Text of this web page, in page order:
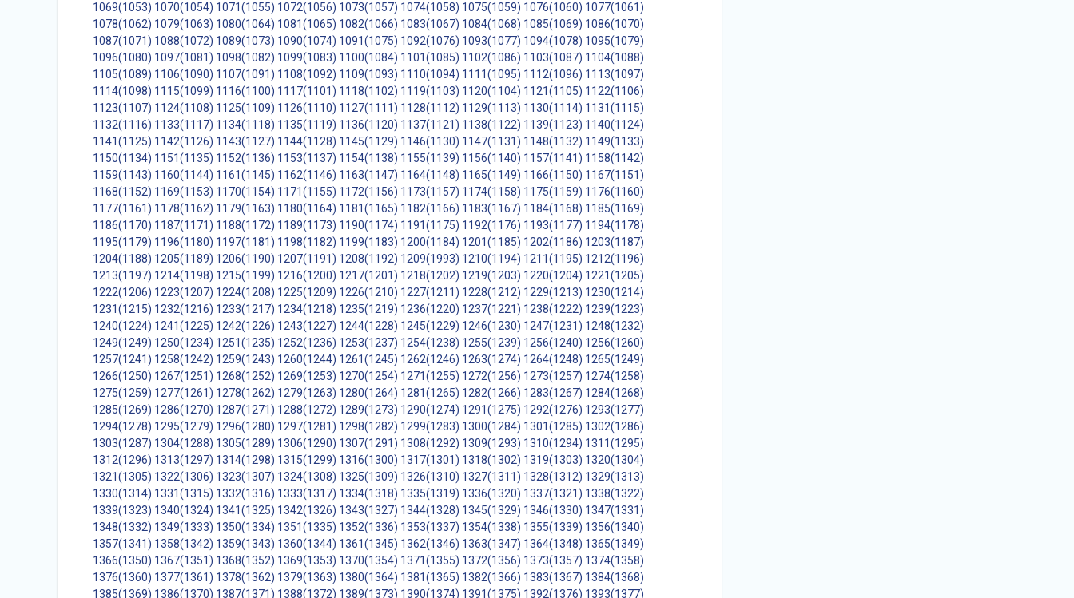
1069(1053) 1070(1054) 1071(1055) 1072(1056) 1073(1057) 1074(1058) 1075(1059) 1076(1060) 1077(1061)
1078(1062) 1079(1063) 1080(1064) 1081(1065) 1082(1066) 1083(1067) 1084(1068) 1085(1069) 1086(1070)
1087(1071) 1088(1072) 1089(1073) 1090(1074) 1091(1075) 1092(1076) 1093(1077) 1094(1078) 1095(1079)
1096(1080) 1097(1081) 1098(1082) 1099(1083) 1100(1084) 1101(1085) 1102(1086) 1103(1087) 1104(1088)
1105(1089) 1106(1090) 1107(1091) 1108(1092) 1109(1093) 1110(1094) 1111(1095) 1112(1096) 1113(1097)
1114(1098) 1115(1099) 1116(1100) 1117(1101) 1118(1102) 1119(1103) 1120(1104) 1121(1105) 1122(1106)
1123(1107) 1124(1108) 1125(1109) 1126(1110) 1127(1111) 1128(1112) 1129(1113) 1130(1114) 1131(1115)
1132(1116) 1133(1117) 1134(1118) 1135(1119) 1136(1120) 1137(1121) 1138(1122) 1139(1123) 1140(1124)
1141(1125) 1142(1126) 1143(1127) 1144(1128) 1145(1129) 1146(1130) 1147(1131) 1148(1132) 1149(1133)
1150(1134) 1151(1135) 1152(1136) 1153(1137) 1154(1138) 1155(1139) 1156(1140) 1157(1141) 1158(1142)
1159(1143) 1160(1144) 1161(1145) 1162(1146) 1163(1147) 1164(1148) 1165(1149) 1166(1150) 1167(1151)
1168(1152) 1169(1153) 1170(1154) 1171(1155) 1172(1156) 1173(1157) 1174(1158) 1175(1159) 1176(1160)
1177(1161) 1178(1162) 1179(1163) 1180(1164) 1181(1165) 1182(1166) 1183(1167) 1184(1168) 1185(1169)
1186(1170) 1187(1171) 1188(1172) 1189(1173) 1190(1174) 1191(1175) 1192(1176) 1193(1177) 1194(1178)
1195(1179) 1196(1180) 1197(1181) 1198(1182) 1199(1183) 1200(1184) 1201(1185) 1202(1186) 1203(1187)
1204(1188) 1205(1189) 1206(1190) 1207(1191) 1208(1192) 1209(1993) 1210(1194) 1211(1195) 1212(1196)
1213(1197) 1214(1198) 1215(1199) 1216(1200) 1217(1201) 1218(1202) 1219(1203) 1220(1204) 1221(1205)
1222(1206) 1223(1207) 1224(1208) 1225(1209) 1226(1210) 1227(1211) 1228(1212) 1229(1213) 1230(1214)
1231(1215) 1232(1216) 1233(1217) 1234(1218) 1235(1219) 1236(1220) 1237(1221) 1238(1222) 1239(1223)
1240(1224) 1241(1225) 1242(1226) 1243(1227) 1244(1228) 1245(1229) 1246(1230) 1247(1231) 1248(1232)
1249(1249) 1250(1234) 1251(1235) 1252(1236) 1253(1237) 1254(1238) 1255(1239) 1256(1240) 1256(1260)
1257(1241) 1258(1242) 1259(1243) 1260(1244) 1261(1245) 1262(1246) 1263(1274) 1264(1248) 1265(1249)
1266(1250) 1267(1251) 1268(1252) 1269(1253) 1270(1254) 1271(1255) 1272(1256) 1273(1257) 1274(1258)
1275(1259) 1277(1261) 1278(1262) 1279(1263) 1280(1264) 1281(1265) 1282(1266) 1283(1267) 1284(1268)
1285(1269) 1286(1270) 1287(1271) 1288(1272) 1289(1273) 1290(1274) 1291(1275) 1292(1276) 1293(1277)
1294(1278) 1295(1279) 1296(1280) 1297(1281) 1298(1282) 1299(1283) 1300(1284) 1301(1285) 1302(1286)
1303(1287) 1304(1288) 1305(1289) 1306(1290) 1307(1291) 1308(1292) 1309(1293) 1310(1294) 1311(1295)
1312(1296) 1313(1297) 1314(1298) 1315(1299) 1316(1300) 1317(1301) 1318(1302) 1319(1303) 1320(1304)
1321(1305) 1322(1306) 1323(1307) 1324(1308) 1325(1309) 1326(1310) 1327(1311) 1328(1312) 1329(1313)
1330(1314) 1331(1315) 1332(1316) 1333(1317) 1334(1318) 1335(1319) 1336(1320) 1337(1321) 1338(1322)
1339(1323) 1340(1324) 1341(1325) 1342(1326) 1343(1327) 1344(1328) 1345(1329) 1346(1330) 1347(1331)
1348(1332) 1349(1333) 1350(1334) 1351(1335) 1352(1336) 1353(1337) 1354(1338) 1355(1339) 1356(1340)
1357(1341) 1358(1342) 1359(1343) 1360(1344) 1361(1345) 1362(1346) 1363(1347) 1364(1348) 1365(1349)
1366(1350) 1367(1351) 1368(1352) 1369(1353) 1370(1354) 1371(1355) 1372(1356) 1373(1357) 1374(1358)
1376(1360) 1377(1361) 1378(1362) 1379(1363) 1380(1364) 1381(1365) 1382(1366) 1383(1367) 1384(1368)
1385(1369) 1386(1370) 1387(1371) 1388(1372) 1389(1373) 1390(1374) 1391(1375) 1392(1376) 1393(1377)